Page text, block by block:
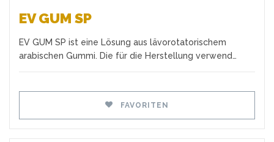
EV GUM SP
EV GUM SP ist eine Lösung aus lävorotatorischem
arabischen Gummi. Die für die Herstellung verwend…
FAVORITEN